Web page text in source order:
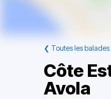
❮ Toutes les
Côte
Avola